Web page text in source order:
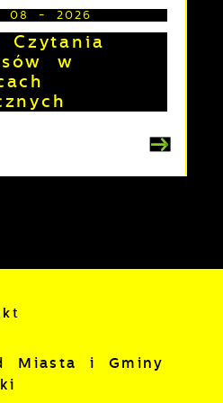
08 - 2026
Czytania
w
Miasta i Gminy